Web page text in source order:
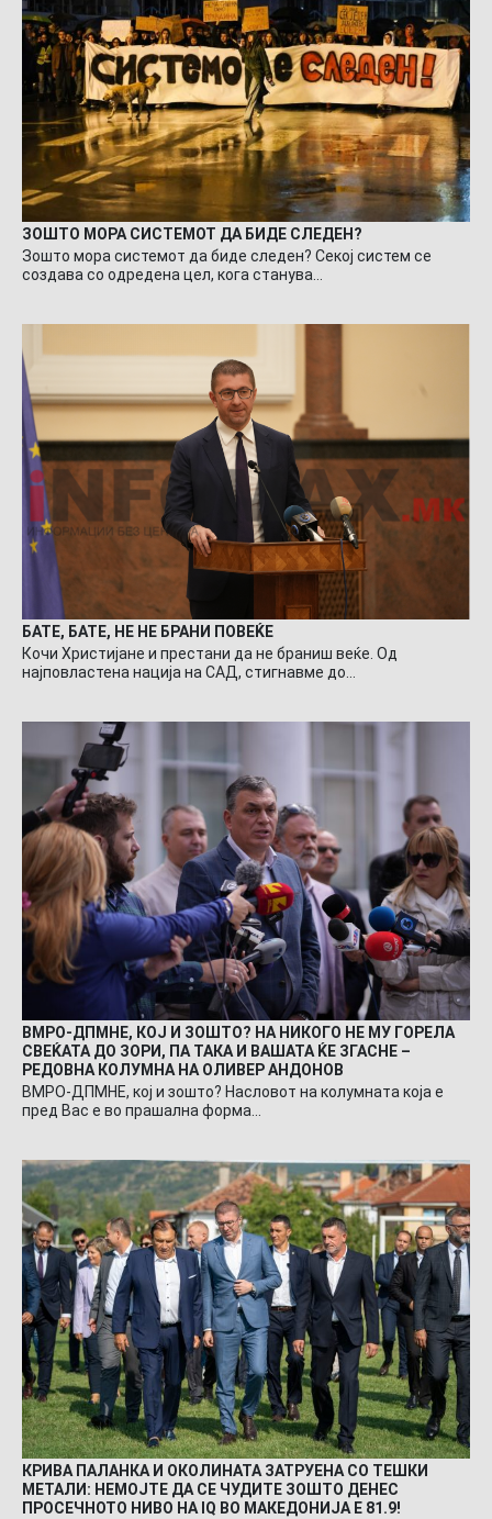
ЗОШТО МОРА СИСТЕМОТ ДА БИДЕ СЛЕДЕН?
Зошто мора системот да биде следен? Секој систем се
создава со одредена цел, кога станува…
БАТЕ, БАТЕ, НЕ НЕ БРАНИ ПОВЕЌЕ
Кочи Христијане и престани да не браниш веќе. Од
најповластена нација на САД, стигнавме до…
ВМРО-ДПМНЕ, КОЈ И ЗОШТО? НА НИКОГО НЕ МУ ГОРЕЛА
СВЕЌАТА ДО ЗОРИ, ПА ТАКА И ВАШАТА ЌЕ ЗГАСНЕ –
РЕДОВНА КОЛУМНА НА ОЛИВЕР АНДОНОВ
ВМРО-ДПМНЕ, кој и зошто? Насловот на колумната која е
пред Вас е во прашална форма…
КРИВА ПАЛАНКА И ОКОЛИНАТА ЗАТРУЕНА СО ТЕШКИ
МЕТАЛИ: НЕМОЈТЕ ДА СЕ ЧУДИТЕ ЗОШТО ДЕНЕС
ПРОСЕЧНОТО НИВО НА IQ ВО МАКЕДОНИЈА Е 81.9!